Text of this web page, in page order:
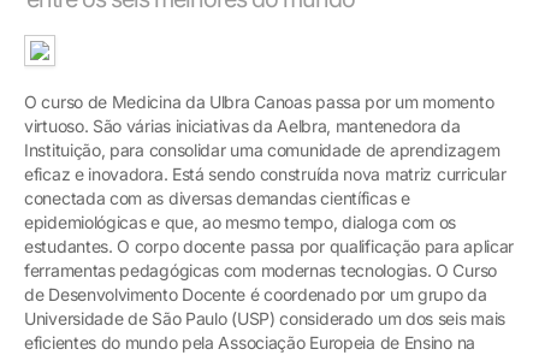
O curso de Medicina da Ulbra Canoas passa por um momento
virtuoso. São várias iniciativas da Aelbra, mantenedora da
Instituição, para consolidar uma comunidade de aprendizagem
eficaz e inovadora. Está sendo construída nova matriz curricular
conectada com as diversas demandas científicas e
epidemiológicas e que, ao mesmo tempo, dialoga com os
estudantes. O corpo docente passa por qualificação para aplicar
ferramentas pedagógicas com modernas tecnologias. O Curso
de Desenvolvimento Docente é coordenado por um grupo da
Universidade de São Paulo (USP) considerado um dos seis mais
eficientes do mundo pela Associação Europeia de Ensino na